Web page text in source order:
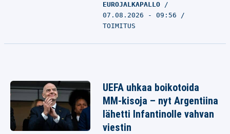
EUROJALKAPALLO
07.08.2026 - 09:56
TOIMITUS
UEFA uhkaa boikotoida
MM-kisoja – nyt Argentiina
lähetti Infantinolle vahvan
viestin